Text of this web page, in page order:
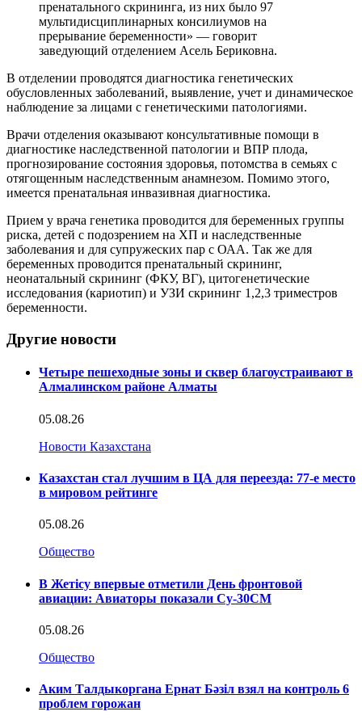
пренатального скрининга, из них было 97
мультидисциплинарных консилиумов на
прерывание беременности» — говорит
заведующий отделением Асель Бериковна.
В отделении проводятся диагностика генетических
обусловленных заболеваний, выявление, учет и динамическое
наблюдение за лицами с генетическими патологиями.
Врачи отделения оказывают консультативные помощи в
диагностике наследственной патологии и ВПР плода,
прогнозирование состояния здоровья, потомства в семьях с
отягощенным наследственным анамнезом. Помимо этого,
имеется пренатальная инвазивная диагностика.
Прием у врача генетика проводится для беременных группы
риска, детей с подозрением на ХП и наследственные
заболевания и для супружеских пар с ОАА. Так же для
беременных проводится пренатальный скрининг,
неонатальный скрининг (ФКУ, ВГ), цитогенетические
исследования (кариотип) и УЗИ скрининг 1,2,3 триместров
беременности.
Другие новости
Четыре пешеходные зоны и сквер благоустраивают в
Алмалинском районе Алматы
05.08.26
Новости Казахстана
Казахстан стал лучшим в ЦА для переезда: 77-е место
в мировом рейтинге
05.08.26
Общество
В Жетісу впервые отметили День фронтовой
авиации: Авиаторы показали Су-30СМ
05.08.26
Общество
Аким Талдыкоргана Ернат Бәзіл взял на контроль 6
проблем горожан